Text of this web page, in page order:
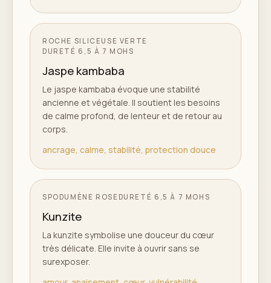
ROCHE SILICEUSE VERTE
DURETÉ 6,5 À 7 MOHS
Jaspe kambaba
Le jaspe kambaba évoque une stabilité
ancienne et végétale. Il soutient les besoins
de calme profond, de lenteur et de retour au
corps.
ancrage, calme, stabilité, protection douce
SPODUMÈNE ROSE DURETÉ 6,5 À 7 MOHS
Kunzite
La kunzite symbolise une douceur du cœur
très délicate. Elle invite à ouvrir sans se
surexposer.